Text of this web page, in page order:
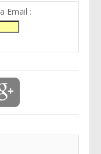
Email :